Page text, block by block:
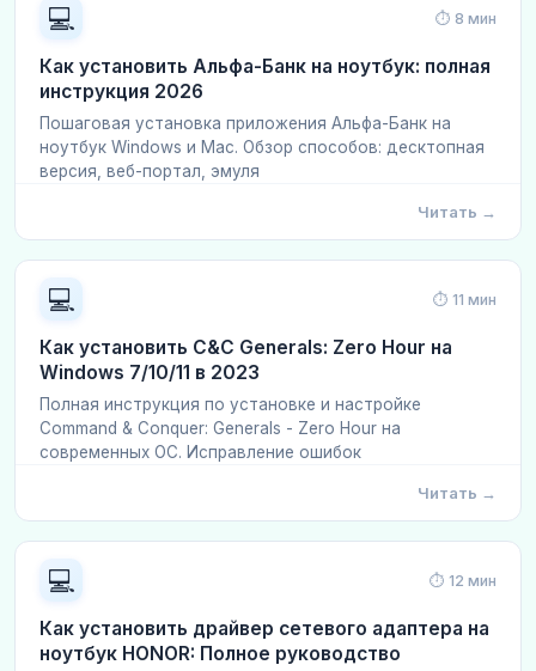
💻 ⏱ 8 мин
Как установить Альфа-Банк на ноутбук: полная
инструкция 2026
Пошаговая установка приложения Альфа-Банк на
ноутбук Windows и Mac. Обзор способов: десктопная
версия, веб-портал, эмуля
Читать →
💻 ⏱ 11 мин
Как установить C&C Generals: Zero Hour на
Windows 7/10/11 в 2023
Полная инструкция по установке и настройке
Command & Conquer: Generals - Zero Hour на
современных ОС. Исправление ошибок
Читать →
💻 ⏱ 12 мин
Как установить драйвер сетевого адаптера на
ноутбук HONOR: Полное руководство